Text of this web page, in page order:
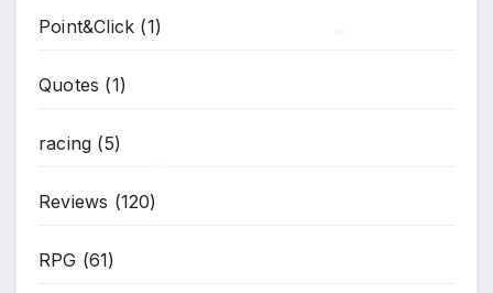
Point&Click (1)
Quotes (1)
racing (5)
Reviews (120)
RPG (61)